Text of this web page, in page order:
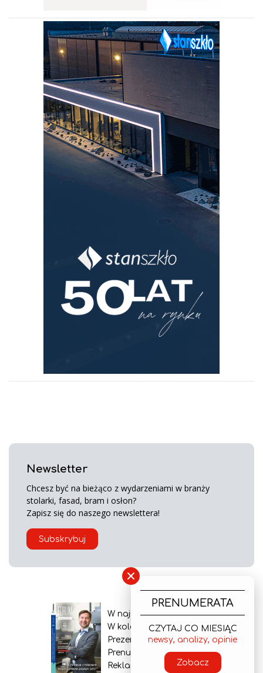
Newsletter
Chcesz być na bieżąco z wydarzeniami w branży
stolarki, fasad, bram i osłon?
Zapisz się do naszego newslettera!
Subskrybuj
W najnowszym wydaniu
W kolejnym numerze
Prezentacja gazety
Prenumerata
Reklama
×
PRENUMERATA
CZYTAJ CO MIESIĄC
newsy, analizy, opinie
Zobacz